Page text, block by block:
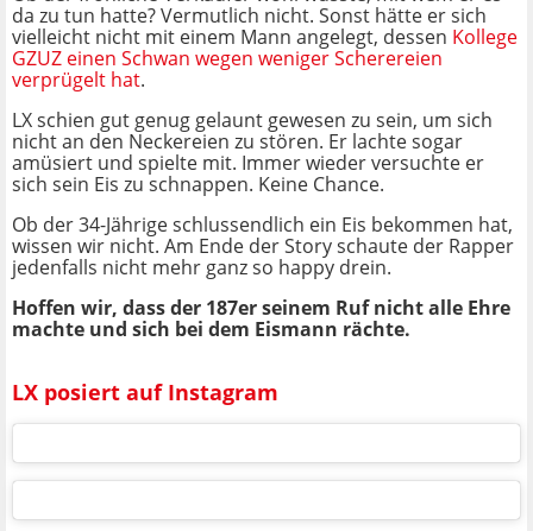
da zu tun hatte? Vermutlich nicht. Sonst hätte er sich
vielleicht nicht mit einem Mann angelegt, dessen Kollege
GZUZ einen Schwan wegen weniger Scherereien
verprügelt hat.
LX schien gut genug gelaunt gewesen zu sein, um sich
nicht an den Neckereien zu stören. Er lachte sogar
amüsiert und spielte mit. Immer wieder versuchte er
sich sein Eis zu schnappen. Keine Chance.
Ob der 34-Jährige schlussendlich ein Eis bekommen hat,
wissen wir nicht. Am Ende der Story schaute der Rapper
jedenfalls nicht mehr ganz so happy drein.
Hoffen wir, dass der 187er seinem Ruf nicht alle Ehre
machte und sich bei dem Eismann rächte.
LX posiert auf Instagram